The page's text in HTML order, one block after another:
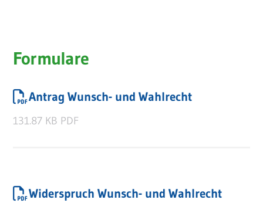
Formulare
Antrag Wunsch- und Wahlrecht
131.87 KB PDF
Widerspruch Wunsch- und Wahlrecht